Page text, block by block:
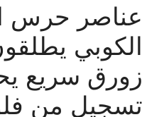
عناصر حرس
الكوبي
زورق سريع
تسجيل من